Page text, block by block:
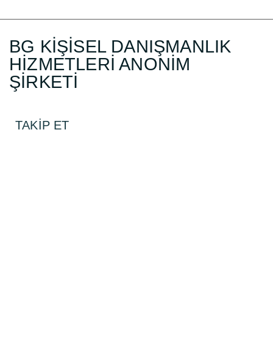
BG KİŞİSEL DANIŞMANLIK
HİZMETLERİ ANONİM
ŞİRKETİ
TAKİP ET